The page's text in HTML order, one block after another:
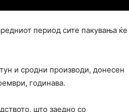
период сите пакувања ќе
и сродни производи, донесен
годинава.
што заедно со